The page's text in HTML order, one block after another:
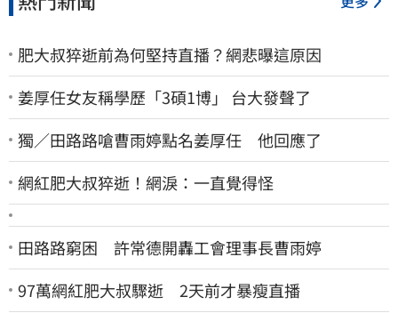
肥大叔猝逝前為何堅持直播？網悲曝這原因
姜厚任女友稱學歷「3碩1博」 台大發聲了
獨／田路路嗆曹雨婷點名姜厚任 他回應了
網紅肥大叔猝逝！網淚：一直覺得怪
田路路窮困 許常德開轟工會理事長曹雨婷
97萬網紅肥大叔驟逝 2天前才暴瘦直播